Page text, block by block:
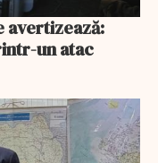
avertizează:
un atac